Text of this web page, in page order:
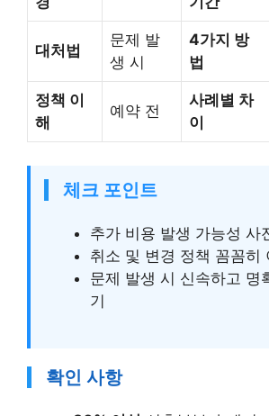
문제 발
생 시
4가지 방
법
정책 이
해
사례별 차
이
체크 포인트
취소 및 변경 정책 꼼꼼히
문제 발생 시 신속하고 명
기
확인 사항